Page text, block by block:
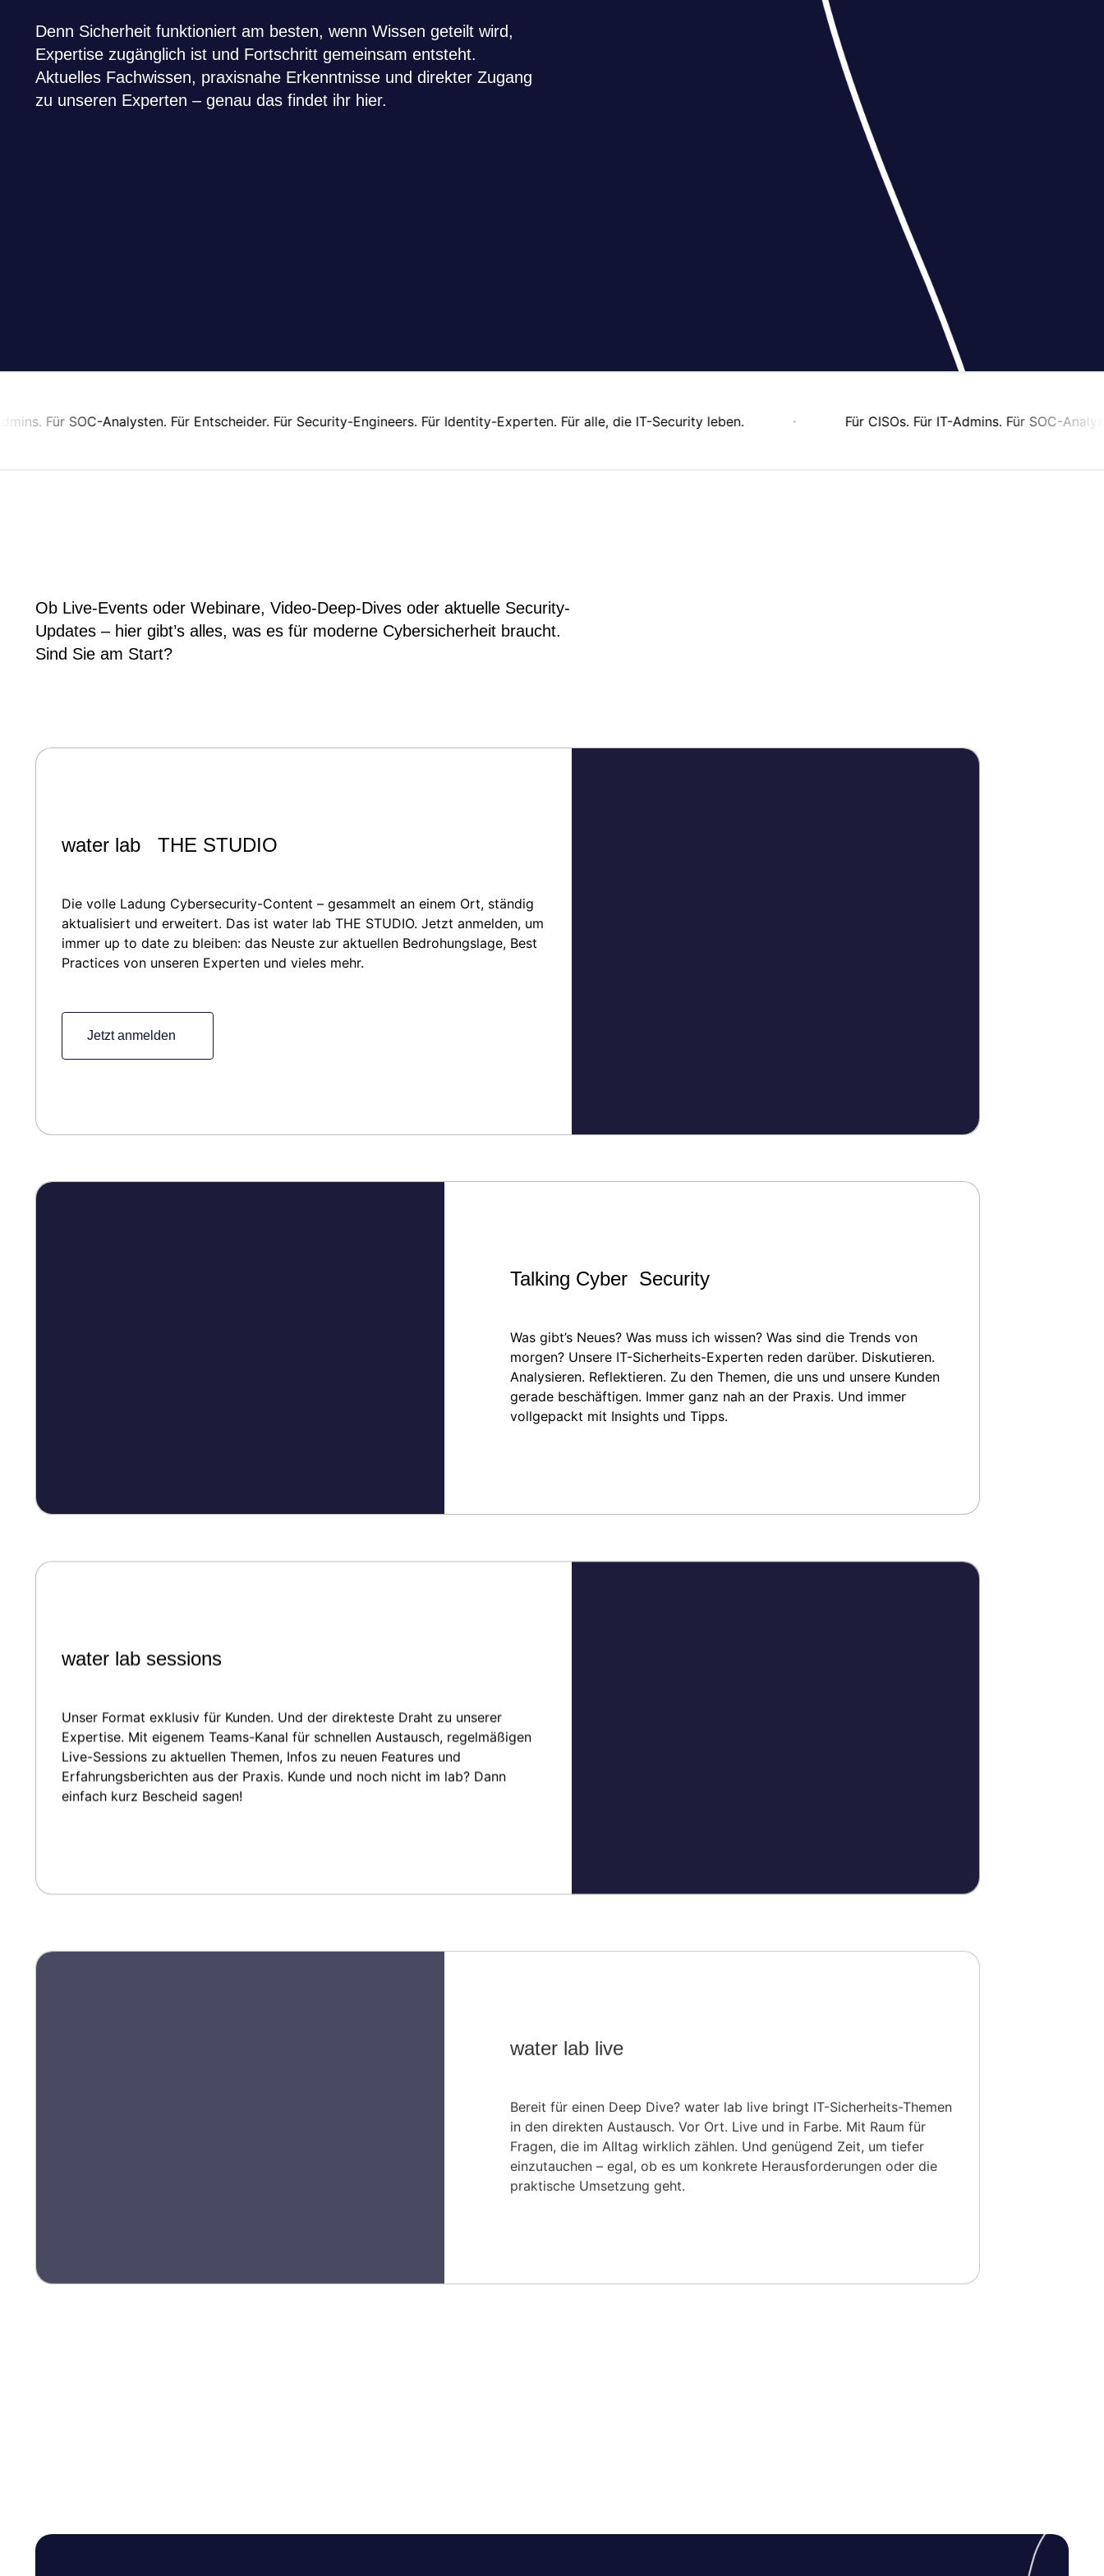
André Kraemer
New Business | Project Manager
Denn Sicherheit funktioniert am besten, wenn Wissen geteilt wird,
Expertise zugänglich ist und Fortschritt gemeinsam entsteht.
Aktuelles Fachwissen, praxisnahe Erkenntnisse und direkter Zugang
zu unseren Experten – genau das findet ihr hier.
Für SOC-Analysten. Für Entscheider. Für Security-Engineers. Für Identity-Experten. Für alle, die IT-Security leben. Für CISOs. Für IT-Admins. Für SOC-
Ob Live-Events oder Webinare, Video-Deep-Dives oder aktuelle Security-
Updates – hier gibt’s alles, was es für moderne Cybersicherheit braucht.
Sind Sie am Start?
water lab THE STUDIO
Die volle Ladung Cybersecurity-Content – gesammelt an einem Ort, ständig
aktualisiert und erweitert. Das ist water lab THE STUDIO. Jetzt anmelden, um
immer up to date zu bleiben: das Neuste zur aktuellen Bedrohungslage, Best
Practices von unseren Experten und vieles mehr.
Jetzt anmelden
Talking Cyber Security
Was gibt’s Neues? Was muss ich wissen? Was sind die Trends von
morgen? Unsere IT-Sicherheits-Experten reden darüber. Diskutieren.
Analysieren. Reflektieren. Zu den Themen, die uns und unsere Kunden
gerade beschäftigen. Immer ganz nah an der Praxis. Und immer
vollgepackt mit Insights und Tipps.
water lab sessions
Unser Format exklusiv für Kunden. Und der direkteste Draht zu unserer
Expertise. Mit eigenem Teams-Kanal für schnellen Austausch, regelmäßigen
Live-Sessions zu aktuellen Themen, Infos zu neuen Features und
Erfahrungsberichten aus der Praxis. Kunde und noch nicht im lab? Dann
einfach kurz Bescheid sagen!
water lab live
in den direkten Austausch. Vor Ort. Live und in Farbe. Mit Raum für
Fragen, die im Alltag wirklich zählen. Und genügend Zeit, um tiefer
einzutauchen – egal, ob es um konkrete Herausforderungen oder die
praktische Umsetzung geht.